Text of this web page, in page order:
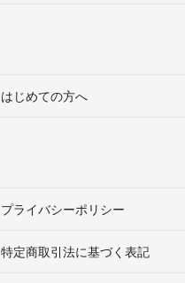
はじめての方へ
プライバシーポリシー
特定商取引法に基づく表記